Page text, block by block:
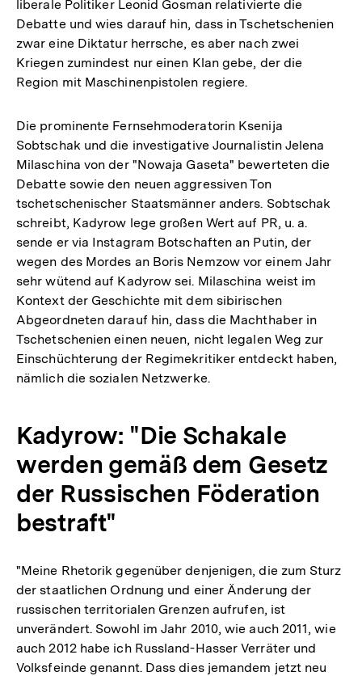
liberale Politiker Leonid Gosman relativierte die
Debatte und wies darauf hin, dass in Tschetschenien
zwar eine Diktatur herrsche, es aber nach zwei
Kriegen zumindest nur einen Klan gebe, der die
Region mit Maschinenpistolen regiere.
Die prominente Fernsehmoderatorin Ksenija
Sobtschak und die investigative Journalistin Jelena
Milaschina von der "Nowaja Gaseta" bewerteten die
Debatte sowie den neuen aggressiven Ton
tschetschenischer Staatsmänner anders. Sobtschak
schreibt, Kadyrow lege großen Wert auf PR, u. a.
sende er via Instagram Botschaften an Putin, der
wegen des Mordes an Boris Nemzow vor einem Jahr
sehr wütend auf Kadyrow sei. Milaschina weist im
Kontext der Geschichte mit dem sibirischen
Abgeordneten darauf hin, dass die Machthaber in
Tschetschenien einen neuen, nicht legalen Weg zur
Einschüchterung der Regimekritiker entdeckt haben,
nämlich die sozialen Netzwerke.
Kadyrow: "Die Schakale
werden gemäß dem Gesetz
der Russischen Föderation
bestraft"
"Meine Rhetorik gegenüber denjenigen, die zum Sturz
der staatlichen Ordnung und einer Änderung der
russischen territorialen Grenzen aufrufen, ist
unverändert. Sowohl im Jahr 2010, wie auch 2011, wie
auch 2012 habe ich Russland-Hasser Verräter und
Volksfeinde genannt. Dass dies jemandem jetzt neu